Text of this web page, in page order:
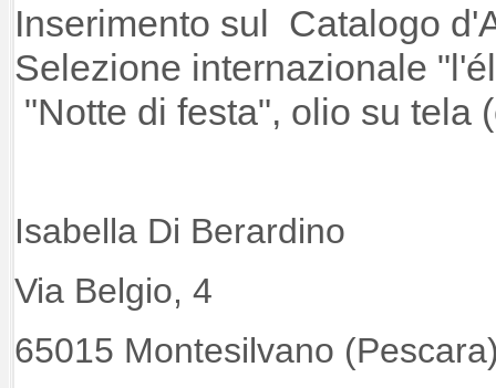
Inserimento sul Catalogo
Selezione internazionale
"Notte di festa", olio su tela
Isabella Di Berardino
Via Belgio, 4
65015 Montesilvano